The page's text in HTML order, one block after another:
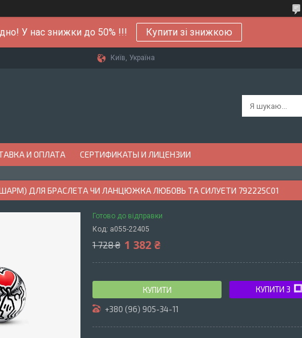
У нас знижки до 50% !!! Купити зі знижкою
Київ, Україна
И ОПЛАТА СЕРТИФИКАТЫ И ЛИЦЕНЗИИ
ДЛЯ БРАСЛЕТА ЧИ ЛАНЦЮЖКА ЛЮБОВЬ ТА СИЛУЕТИ 792225C01
Готово до відправки
Код: а055-22405
1 728 ₴ 1 382 ₴
КУПИТИ КУПИТИ З
+380 (96) 905-34-11